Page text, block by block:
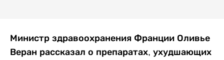
Министр здравоохранения Франции Оливье
Веран рассказал о препаратах, ухудшающих